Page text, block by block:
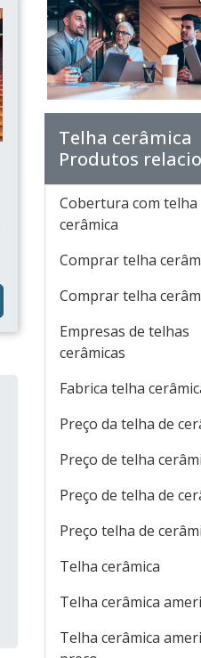
Telha cerâmica
Produtos
Cobertura com telha
cerâmica
Comprar telha
Comprar telha
Empresas de telhas
cerâmicas
Fabrica telha
Preço da telha de
Preço de telha
Preço de telha de
Preço telha de
Telha cerâmica
Telha cerâmica
Telha cerâmica